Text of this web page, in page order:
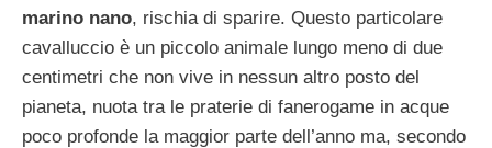
marino nano, rischia di sparire. Questo particolare
cavalluccio è un piccolo animale lungo meno di due
centimetri che non vive in nessun altro posto del
pianeta, nuota tra le praterie di fanerogame in acque
poco profonde la maggior parte dell’anno ma, secondo